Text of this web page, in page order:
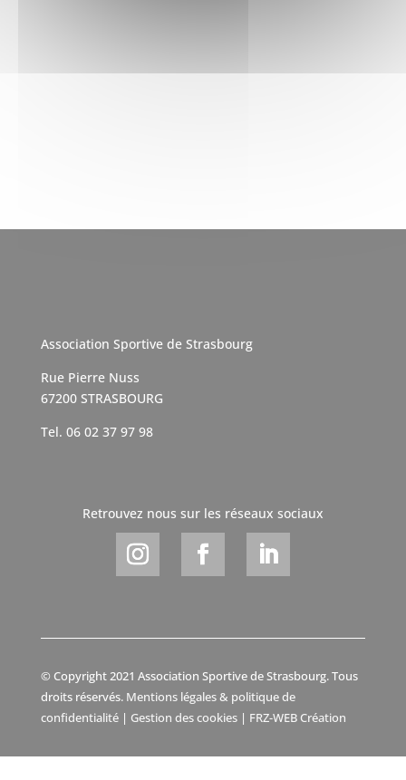
Association Sportive de Strasbourg
Rue Pierre Nuss
67200 STRASBOURG
Tel. 06 02 37 97 98
Retrouvez nous sur les réseaux sociaux
© Copyright 2021 Association Sportive de Strasbourg. Tous
droits réservés. Mentions légales & politique de
confidentialité| Gestion des cookies| FRZ-WEB Création